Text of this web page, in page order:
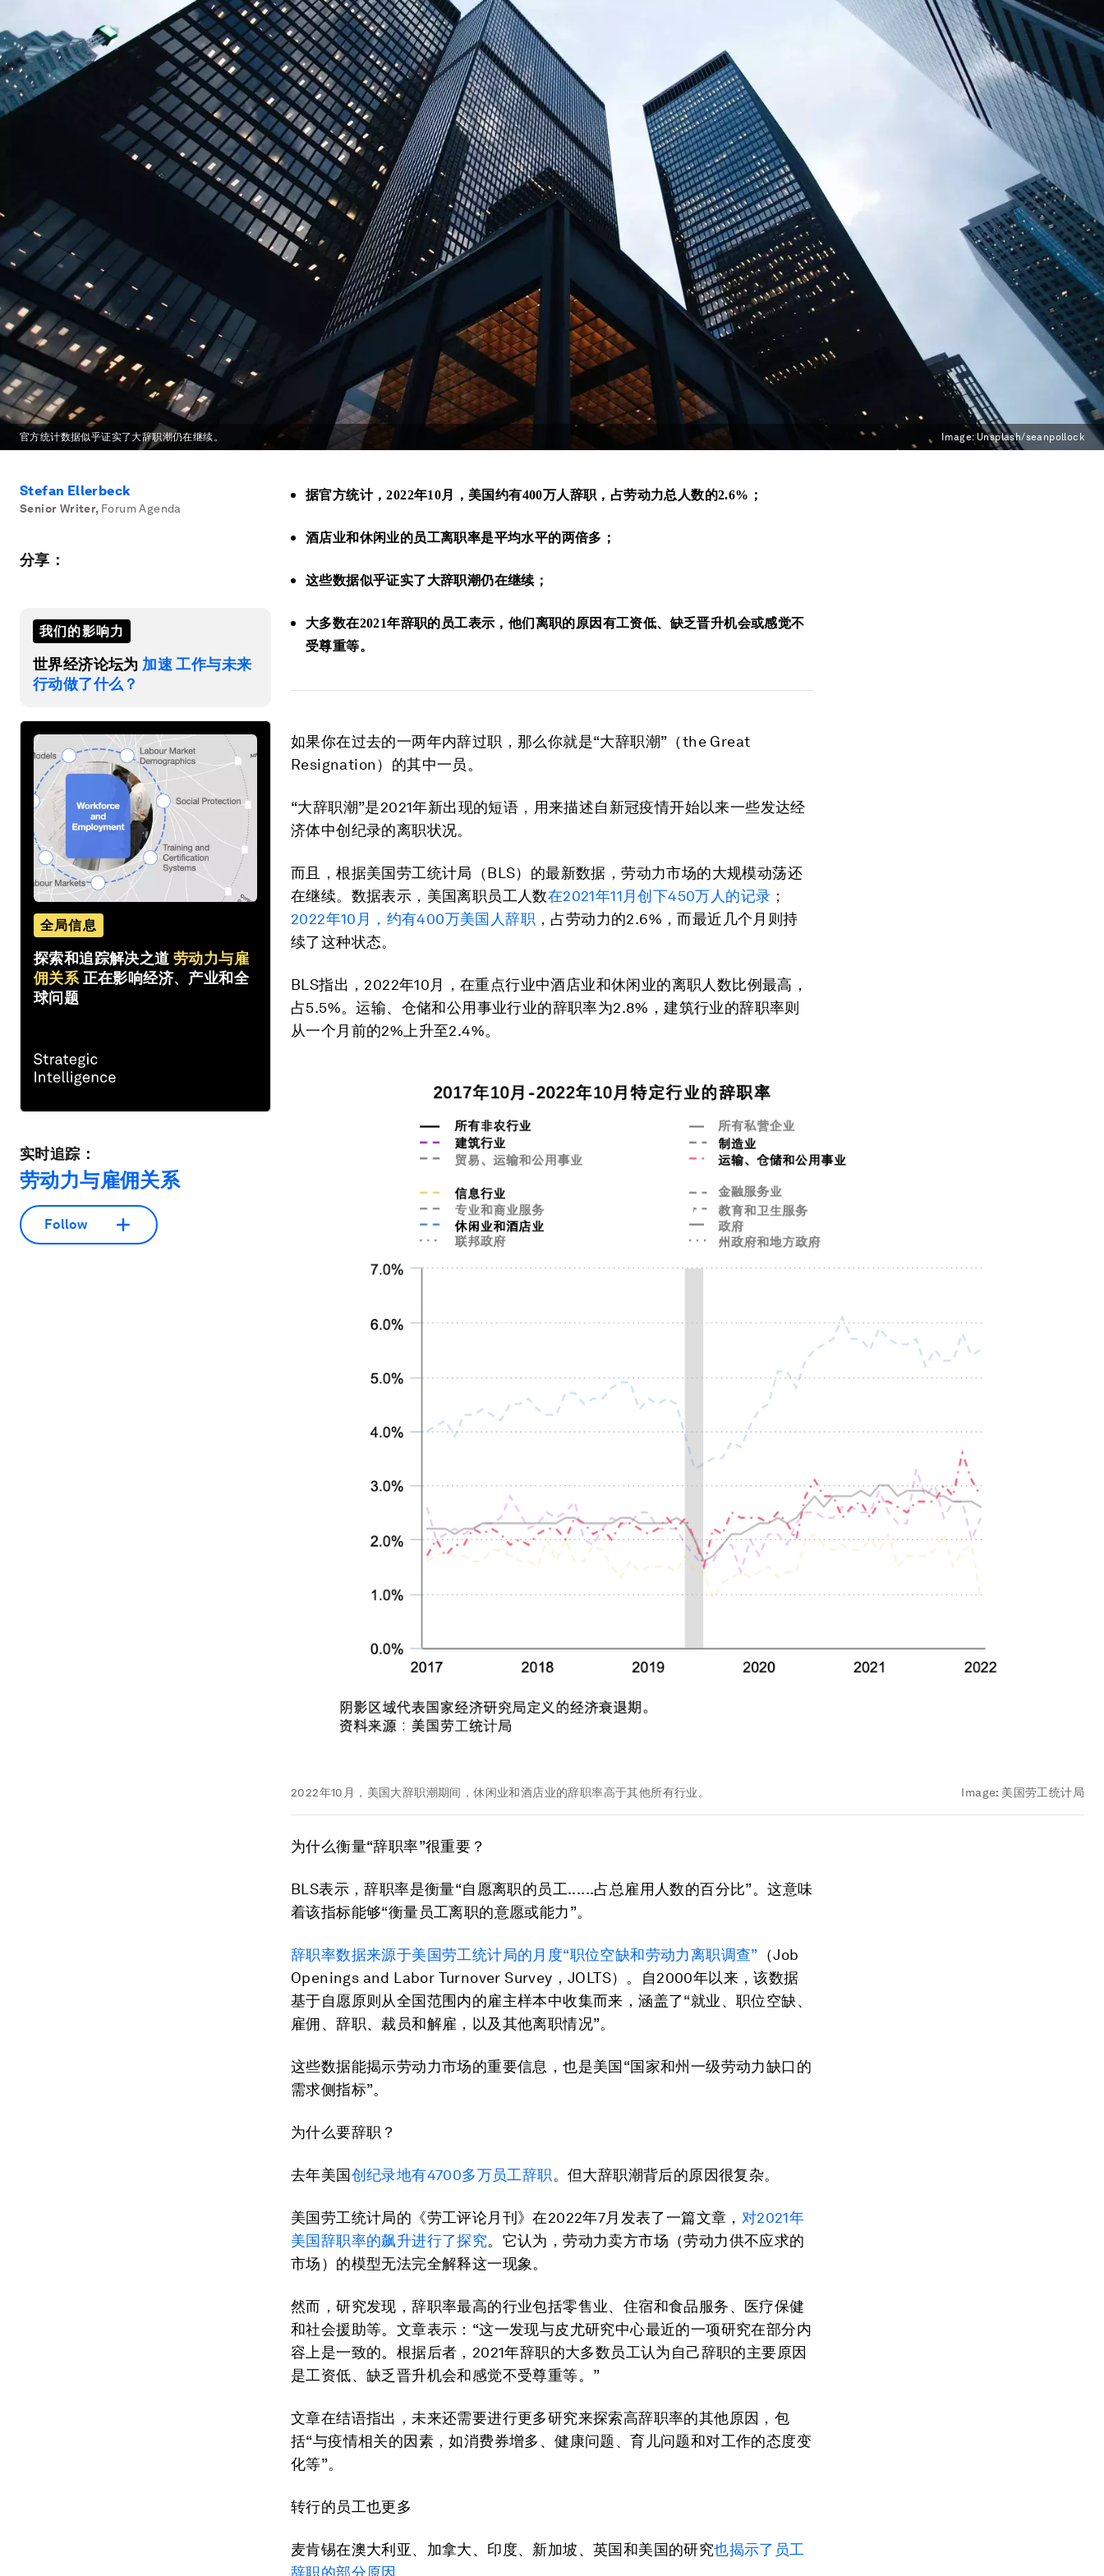
官方统计数据似乎证实了大辞职潮仍在继续。 Image:Unsplash/seanpollock
Stefan Ellerbeck
Senior Writer, Forum Agenda
分享：
我们的影响力
世界经济论坛为 加速 工作与未来
行动做了什么？
全局信息
探索和追踪解决之道 劳动力与雇
佣关系 正在影响经济、产业和全
球问题
实时追踪：
劳动力与雇佣关系
Follow
据官方统计，2022年10月， 美国约有400万人辞职，占劳动力总人数的2.6% ；
酒店业和休闲业的员工离职率是平均水平的两倍多；
这些数据似乎证实了大辞职潮仍在继续；
大多数在2021年辞职的员工表示，他们离职的原因有工资低、缺乏晋升机会或感觉不
受尊重等。
如果你在过去的一两年内辞过职，那么你就是“大辞职潮”（the Great
Resignation）的其中一员。
“大辞职潮”是2021年新出现的短语，用来描述自新冠疫情开始以来一些发达经
济体中创纪录的离职状况。
而且，根据美国劳工统计局（BLS）的最新数据，劳动力市场的大规模动荡还
在继续。数据表示，美国离职员工人数在2021年11 月创下450万人的记录 ；
2022年10 月，约有400万美国人辞职 ，占劳动力的2.6%，而最近几个月则持
续了这种状态。
BLS指出，2022年10月，在重点行业中酒店业和休闲业的离职人数比例最高，
占5.5%。运输、仓储和公用事业行业的辞职率为2.8%，建筑行业的辞职率则
从一个月前的2%上升至2.4%。
2022年10月，美国大辞职潮期间，休闲业和酒店业的辞职率高于其他所有行业。 Image: 美国劳工统计局
为什么衡量“辞职率”很重要？
BLS表示，辞职率是衡量“自愿离职的员工......占总雇用人数的百分比”。这意味
着该指标能够“衡量员工离职的意愿或能力”。
辞职率数据来源于美国劳工统计局的月度“职位空缺和劳动力离职调查” （Job
Openings and Labor Turnover Survey，JOLTS）。自2000年以来，该数据
基于自愿原则从全国范围内的雇主样本中收集而来，涵盖了“就业、职位空缺、
雇佣、辞职、裁员和解雇，以及其他离职情况”。
这些数据能揭示劳动力市场的重要信息，也是美国“国家和州一级劳动力缺口的
需求侧指标”。
为什么要辞职？
去年美国创纪录地有4700多万员工辞职。但大辞职潮背后的原因很复杂。
美国劳工统计局的《劳工评论月刊》在2022年7月发表了一篇文章， 对2021年
美国辞职率的飙升进行了探究。它认为，劳动力卖方市场（劳动力供不应求的
市场）的模型无法完全解释这一现象。
然而，研究发现，辞职率最高的行业包括零售业、住宿和食品服务、医疗保健
和社会援助等。文章表示：“这一发现与皮尤研究中心最近的一项研究在部分内
容上是一致的。根据后者，2021年辞职的大多数员工认为自己辞职的主要原因
是工资低、缺乏晋升机会和感觉不受尊重等。”
文章在结语指出，未来还需要进行更多研究来探索高辞职率的其他原因，包
括“与疫情相关的因素，如消费券增多、健康问题、育儿问题和对工作的态度变
化等”。
转行的员工也更多
麦肯锡在澳大利亚、加拿大、印度、新加坡、英国和美国的研究也揭示了员工
辞职的部分原因